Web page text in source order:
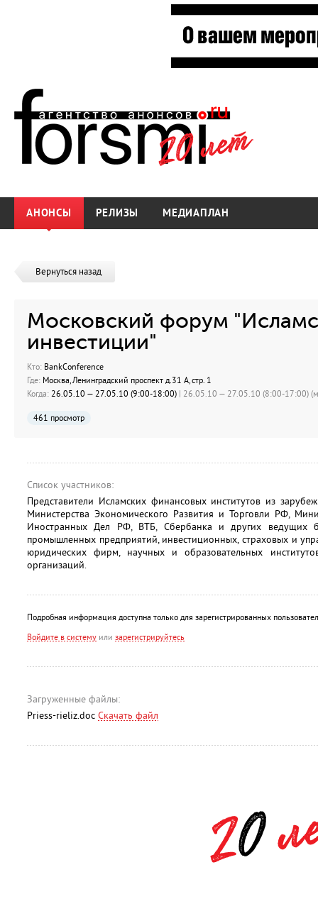
АНОНСЫ РЕЛИЗЫ МЕДИАПЛАН
Вернуться назад
Московский форум
инвестиции"
Кто: BankConference
Где: Москва, Ленинградский проспект д.31 А, стр. 1
Когда: 26.05.10 — 27.05.10 (9:00-18:00) | 26.05.10 — 27.05.10 (8:00-17:00)
461 просмотр
Список участников:
Представители Исламских финансовых институтов из
Министерства Экономического Развития и Торговли РФ,
Иностранных Дел РФ, ВТБ, Сбербанка и других ведущих
промышленных предприятий, инвестиционных, страховых и
юридических фирм, научных и образовательных
организаций.
Подробная информация доступна только для зарегистрированных
Войдите в систему или зарегистрируйтесь
Загруженные файлы:
Priess-rieliz.doc Скачать файл